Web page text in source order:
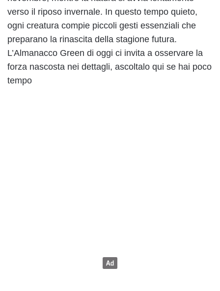
verso il riposo invernale. In questo tempo quieto,
ogni creatura compie piccoli gesti essenziali che
preparano la rinascita della stagione futura.
L’Almanacco Green di oggi ci invita a osservare la
forza nascosta nei dettagli, ascoltalo qui se hai poco
tempo